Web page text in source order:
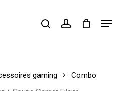
searchaccount
gaming
Combo